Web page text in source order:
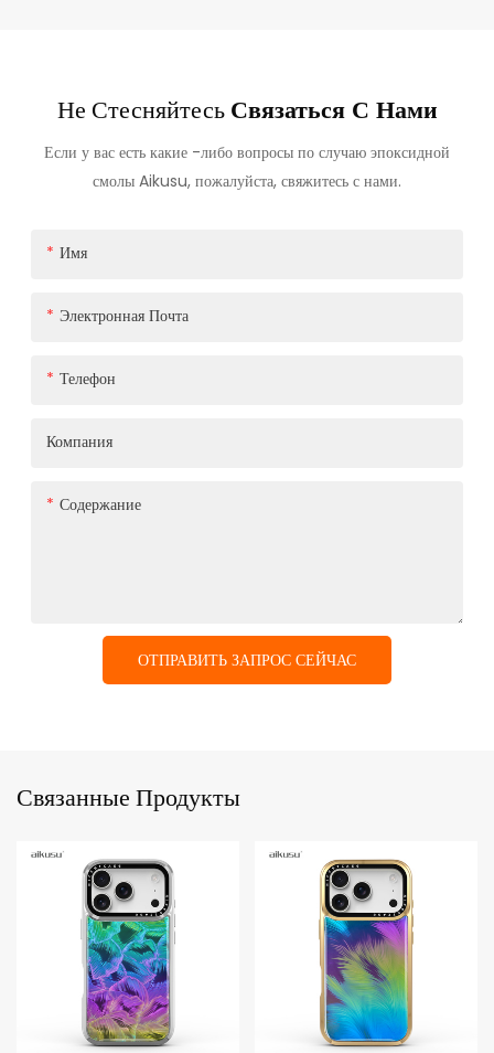
Не СтесняйтесьСвязаться С Нами
Если у вас есть какие -либо вопросы по случаю эпоксидной
смолы Aikusu, пожалуйста, свяжитесь с нами.
Имя
Электронная Почта
Телефон
Компания
Содержание
ОТПРАВИТЬ ЗАПРОС СЕЙЧАС
Связанные Продукты